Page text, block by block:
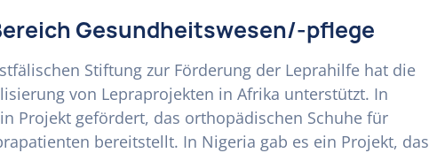
Gesundheitswesen/-pflege
Stiftung zur Förderung der Leprahilfe hat die
von Lepraprojekten in Afrika unterstützt. In
Projekt gefördert, das orthopädischen Schuhe für
bereitstellt. In Nigeria gab es ein Projekt, das